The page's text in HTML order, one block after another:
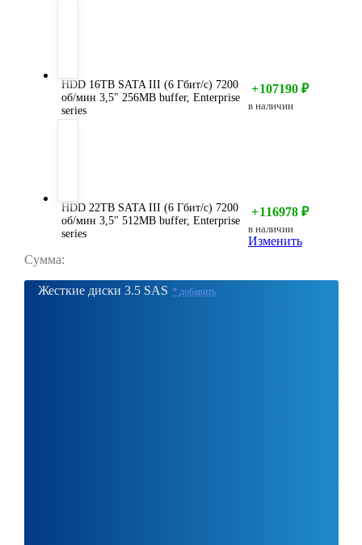
HDD 16TB SATA III (6 Гбит/с) 7200
об/мин 3,5" 256MB buffer, Enterprise
series
+107190 ₽
в наличии
HDD 22TB SATA III (6 Гбит/с) 7200
об/мин 3,5" 512MB buffer, Enterprise
series
+116978 ₽
в наличии
Изменить
Сумма:
Жесткие диски 3.5 SAS *добавить